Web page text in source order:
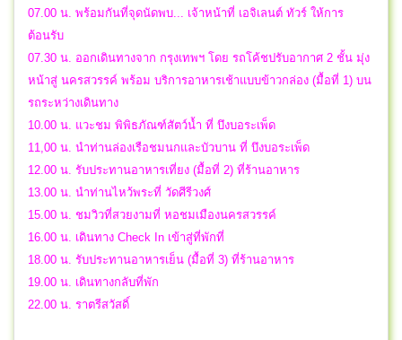
07.00 น. พร้อมกันที่จุดนัดพบ... เจ้าหน้าที่ เอจิเลนต์ ทัวร์ ให้การ
ต้อนรับ
07.30 น. ออกเดินทางจาก กรุงเทพฯ โดย รถโค้ชปรับอากาศ 2 ชั้น มุ่ง
หน้าสู่ นครสวรรค์ พร้อม บริการอาหารเช้าแบบข้าวกล่อง (มื้อที่ 1) บน
รถระหว่างเดินทาง
10.00 น. แวะชม พิพิธภัณฑ์สัตว์น้ำ ที่ บึงบอระเพ็ด
11,00 น. นำท่านล่องเรือชมนกและบัวบาน ที่ บึงบอระเพ็ด
12.00 น. รับประทานอาหารเที่ยง (มื้อที่ 2) ที่ร้านอาหาร
13.00 น. นำท่านไหว้พระที่ วัดศีรีวงศ์
15.00 น. ชมวิวที่สวยงามที่ หอชมเมืองนครสวรรค์
16.00 น. เดินทาง Check In เข้าสู่ที่พักที่
18.00 น. รับประทานอาหารเย็น (มื้อที่ 3) ที่ร้านอาหาร
19.00 น. เดินทางกลับที่พัก
22.00 น. ราตรีสวัสดิ์